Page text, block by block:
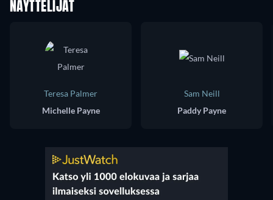
NÄYTTELIJÄT
Teresa Palmer
Michelle Payne
Sam Neill
Paddy Payne